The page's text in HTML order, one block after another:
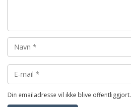
Din emailadresse vil ikke blive offentliggjort.